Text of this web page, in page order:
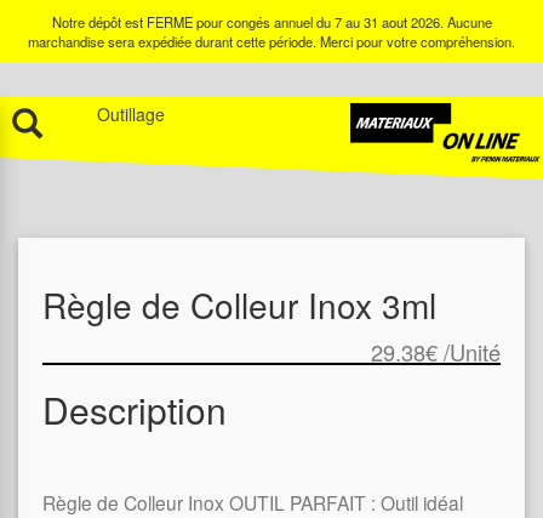
Notre dépôt est FERME pour congés annuel du 7 au 31 aout 2026. Aucune
marchandise sera expédiée durant cette période. Merci pour votre compréhension.
Outillage
Règle de Colleur Inox 3ml
29.38€/Unité
Description
Règle de Colleur Inox OUTIL PARFAIT : Outil idéal